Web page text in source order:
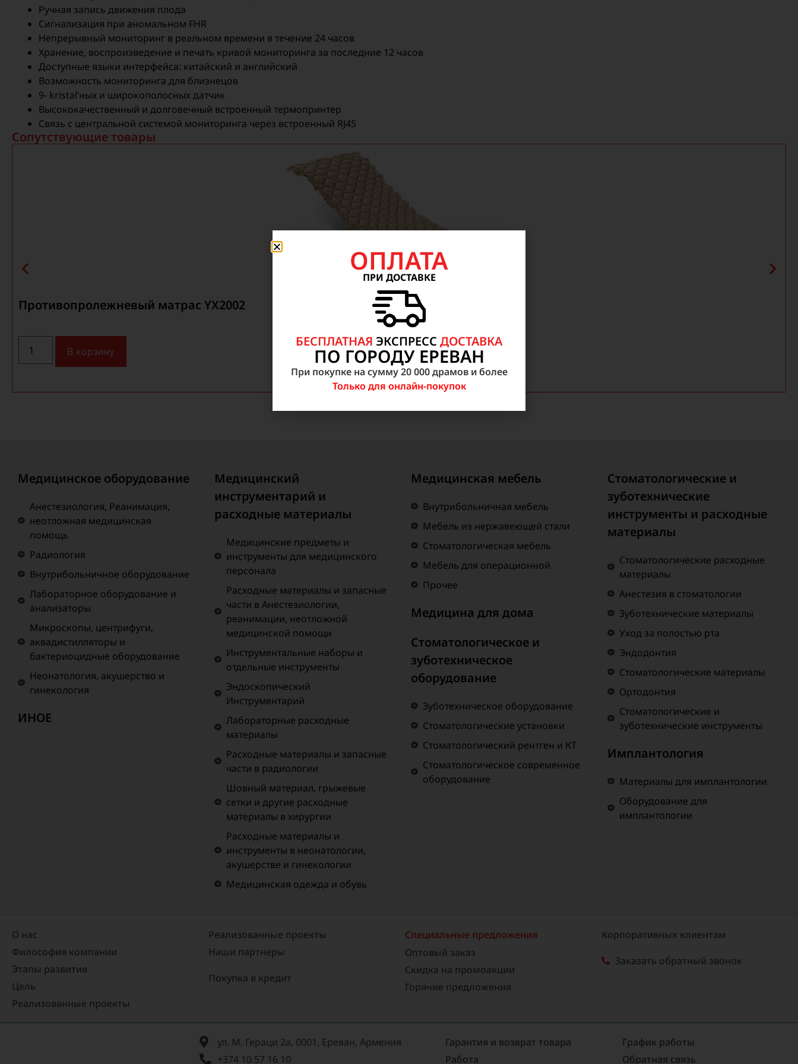
Ручная запись движения плода
Сигнализация при аномальном FHR
Непрерывный мониторинг в реальном времени в течение 24 часов
Хранение, воспроизведение и печать кривой мониторинга за последние 12 часов
Доступные языки интерфейса: китайский и английский
Возможность мониторинга для близнецов
9- kristal’ных и широкополосных датчик
Высококачественный и долговечный встроенный термопринтер
Связь с центральной системой мониторинга через встроенный RJ45
Сопутствующие товары
Противопролежневый матрас YX2002
50 000AMD
В корзину
Медицинское оборудование
Анестезиология, Реанимация,
неотложная медицинская
помощь
Радиология
Внутрибольничное оборудование
Лабораторное оборудование и
анализаторы
Микроскопы, центрифуги,
аквадистилляторы и
бактериоцидные оборудование
Неонатология, акушерство и
гинекология
ИНОЕ
Медицинский
инструментарий и
расходные материалы
Медицинские предметы и
инструменты для медицинского
персонала
Расходные материалы и запасные
части в Анестезиологии,
реанимации, неотложной
медицинской помощи
Инструментальные наборы и
отдельные инструменты
Эндоскопический
Инструментарий
Лабораторные расходные
материалы
Расходные материалы и запасные
части в радиологии
Шовный материал, грыжевые
сетки и другие расходные
материалы в хирургии
Расходные материалы и
инструменты в неонатологии,
акушерстве и гинекологии
Медицинская одежда и обувь
Медицинская мебель
Внутрибольничная мебель
Мебель из нержавеющей стали
Стоматологическая мебель
Мебель для операционной
Прочее
Медицина для дома
Стоматологическое и
зуботехническое
оборудование
Зуботехническое оборудование
Стоматологические установки
Стоматологический рентген и КТ
Стоматологическое современное
оборудование
Стоматологические и
зуботехнические
инструменты и расходные
материалы
Стоматологические расходные
материалы
Анестезия в стоматологии
Зуботехнические материалы
Уход за полостью рта
Эндодонтия
Стоматологические материалы
Ортодонтия
Стоматологические и
зуботехнические инструменты
Имплантология
Материалы для имплантологии
Оборудование для
имплантологии
О нас
Философия компании
Этапы развития
Цель
Реализованные проекты​
Реализованные проекты
Наши партнеры
Покупка в кредит
Специальные предложения
Оптовый заказ
Скидка на промоакции
Горячие предложения
Корпоративных клиентам
Заказать обратный звонок
ул. М. Гераци 2а, 0001, Ереван, Армения
+374 10 57 16 10
Гарантия и возврат товара
Работа
График работы
Обратная связь
ОПЛАТА
ПРИ ДОСТАВКЕ
БЕСПЛАТНАЯ ЭКСПРЕСС ДОСТАВКА
ПО ГОРОДУ ЕРЕВАН
При покупке на сумму 20 000 драмов и более
Только для онлайн-покупок